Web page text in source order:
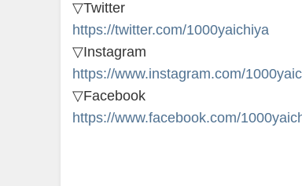
▽Twitter
https://twitter.com/1000yaichiya
▽Instagram
https://www.instagram.com/
▽Facebook
https://www.facebook.com/